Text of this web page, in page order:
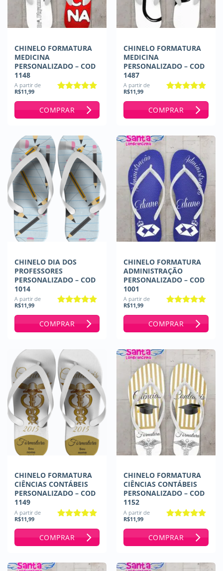
CHINELO FORMATURA
MEDICINA
PERSONALIZADO – COD
1148
A partir de
R$11,99
COMPRAR
CHINELO FORMATURA
MEDICINA
PERSONALIZADO – COD
1487
A partir de
R$11,99
COMPRAR
CHINELO DIA DOS
PROFESSORES
PERSONALIZADO – COD
1014
A partir de
R$11,99
COMPRAR
CHINELO FORMATURA
ADMINISTRAÇÃO
PERSONALIZADO – COD
1001
A partir de
R$11,99
COMPRAR
CHINELO FORMATURA
CIÊNCIAS CONTÁBEIS
PERSONALIZADO – COD
1149
A partir de
R$11,99
COMPRAR
CHINELO FORMATURA
CIÊNCIAS CONTÁBEIS
PERSONALIZADO – COD
1152
A partir de
R$11,99
COMPRAR